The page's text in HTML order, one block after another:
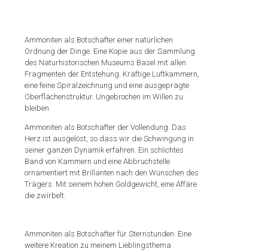
Ammoniten als Botschafter einer natürlichen
Ordnung der Dinge. Eine Kopie aus der Sammlung
des Naturhistorischen Museums Basel mit allen
Fragmenten der Entstehung. Kräftige Luftkammern,
eine feine Spiralzeichnung und eine ausgeprägte
Oberflächenstruktur. Ungebrochen im Willen zu
bleiben.
Ammoniten als Botschafter der Vollendung. Das
Herz ist ausgelöst, so dass wir die Schwingung in
seiner ganzen Dynamik erfahren. Ein schlichtes
Band von Kammern und eine Abbruchstelle
ornamentiert mit Brillanten nach den Wünschen des
Trägers. Mit seinem hohen Goldgewicht, eine Affäre
die zwirbelt.
Ammoniten als Botschafter für Sternstunden. Eine
weitere Kreation zu meinem Lieblingsthema